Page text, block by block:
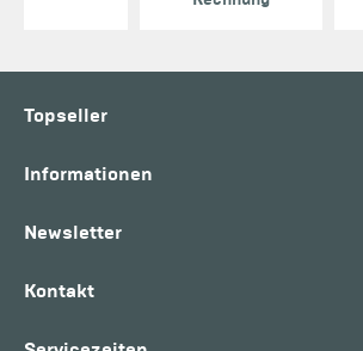
Topseller
Informationen
Newsletter
Kontakt